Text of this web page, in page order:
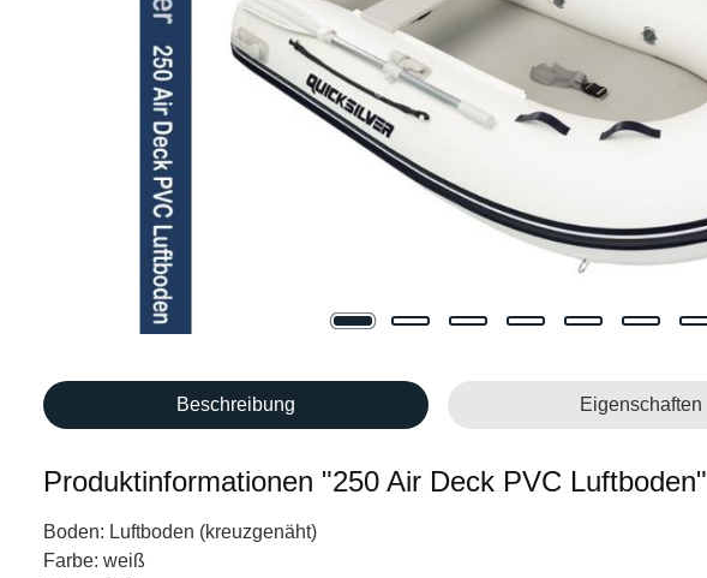
Beschreibung Eigenschaften
Produktinformationen "250 Air Deck PVC Luftboden"
Boden: Luftboden (kreuzgenäht)
Farbe: weiß